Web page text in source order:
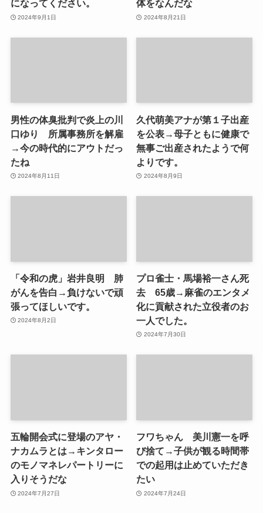
になってください。
2024年9月1日
体をなんだな
2024年8月21日
男性の体臭批判で炎上の川
口ゆり 所属事務所を解雇
→今の時代的にアウトだっ
たね
2024年8月11日
久代萌美アナが第１子出産
を公表→母子ともに健康で
無事ご出産されたようで何
よりです。
2024年8月9日
「令和の虎」岩井良明 肺
がんを告白→負けないで頑
張ってほしいです。
2024年8月2日
プロ雀士・馬場裕一さん死
去 65歳→麻雀のエンタメ
化に貢献された立役者のお
一人でした。
2024年7月30日
五輪開会式に登場のアヤ・
ナカムラとは→キンタロー
のモノマネレパートリーに
入りそうだな
2024年7月27日
フワちゃん 美川憲一を呼
び捨て→子供が観る時間帯
での起用は止めていただき
たい
2024年7月24日